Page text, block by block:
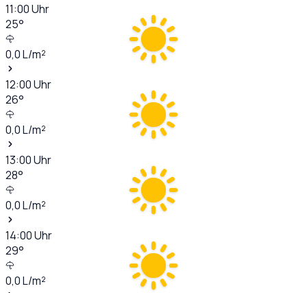
11:00Uhr
25°
0,0L/m²
12:00Uhr
26°
0,0L/m²
13:00Uhr
28°
0,0L/m²
14:00Uhr
29°
0,0L/m²